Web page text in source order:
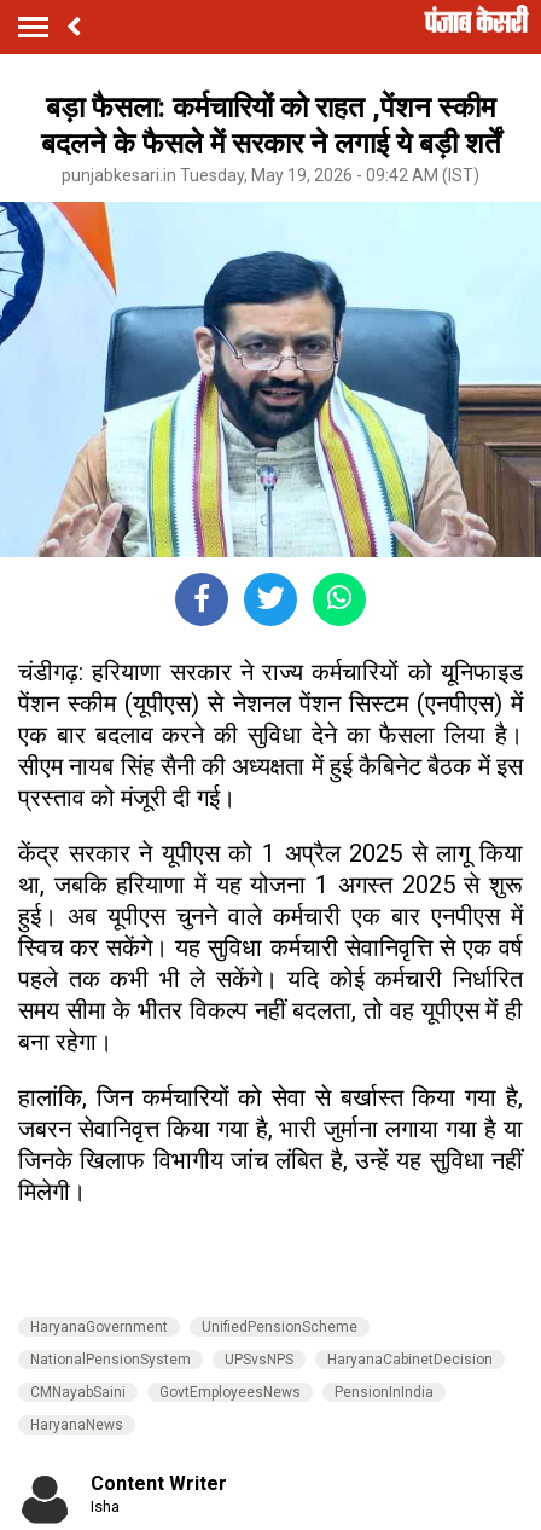
बड़ा फैसला: कर्मचारियों को राहत ,पेंशन स्कीम
बदलने के फैसले में सरकार ने लगाई ये बड़ी शर्तें
punjabkesari.in Tuesday, May 19, 2026 - 09:42 AM (IST)
चंडीगढ़: हरियाणा सरकार ने राज्य कर्मचारियों को यूनिफाइड
पेंशन स्कीम (यूपीएस) से नेशनल पेंशन सिस्टम (एनपीएस) में
एक बार बदलाव करने की सुविधा देने का फैसला लिया है।
सीएम नायब सिंह सैनी की अध्यक्षता में हुई कैबिनेट बैठक में इस
प्रस्ताव को मंजूरी दी गई।
केंद्र सरकार ने यूपीएस को 1 अप्रैल 2025 से लागू किया
था, जबकि हरियाणा में यह योजना 1 अगस्त 2025 से शुरू
हुई। अब यूपीएस चुनने वाले कर्मचारी एक बार एनपीएस में
स्विच कर सकेंगे। यह सुविधा कर्मचारी सेवानिवृत्ति से एक वर्ष
पहले तक कभी भी ले सकेंगे। यदि कोई कर्मचारी निर्धारित
समय सीमा के भीतर विकल्प नहीं बदलता, तो वह यूपीएस में ही
बना रहेगा।
हालांकि, जिन कर्मचारियों को सेवा से बर्खास्त किया गया है,
जबरन सेवानिवृत्त किया गया है, भारी जुर्माना लगाया गया है या
जिनके खिलाफ विभागीय जांच लंबित है, उन्हें यह सुविधा नहीं
मिलेगी।
HaryanaGovernment
UnifiedPensionScheme
NationalPensionSystem
UPSvsNPS
HaryanaCabinetDecision
CMNayabSaini
GovtEmployeesNews
PensionInIndia
HaryanaNews
Content Writer
Isha